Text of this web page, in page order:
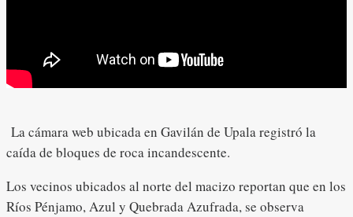
La cámara web ubicada en Gavilán de Upala registró la
caída de bloques de roca incandescente.
Los vecinos ubicados al norte del macizo reportan que en los
Ríos Pénjamo, Azul y Quebrada Azufrada, se observa